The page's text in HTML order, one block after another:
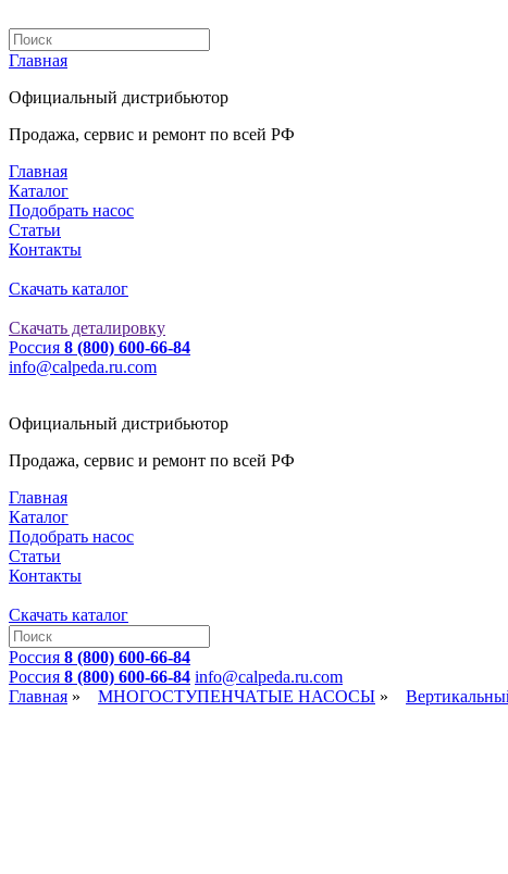
Главная
Официальный дистрибьютор
Продажа, сервис и ремонт по всей РФ
Главная
Каталог
Подобрать насос
Статьи
Контакты
Скачать каталог
Скачать деталировку
Россия 8 (800) 600-66-84
info@сalpeda.ru.com
Официальный дистрибьютор
Продажа, сервис и ремонт по всей РФ
Главная
Каталог
Подобрать насос
Статьи
Контакты
Скачать каталог
Россия 8 (800) 600-66-84
Россия 8 (800) 600-66-84 info@сalpeda.ru.com
Главная » МНОГОСТУПЕНЧАТЫЕ НАСОСЫ »